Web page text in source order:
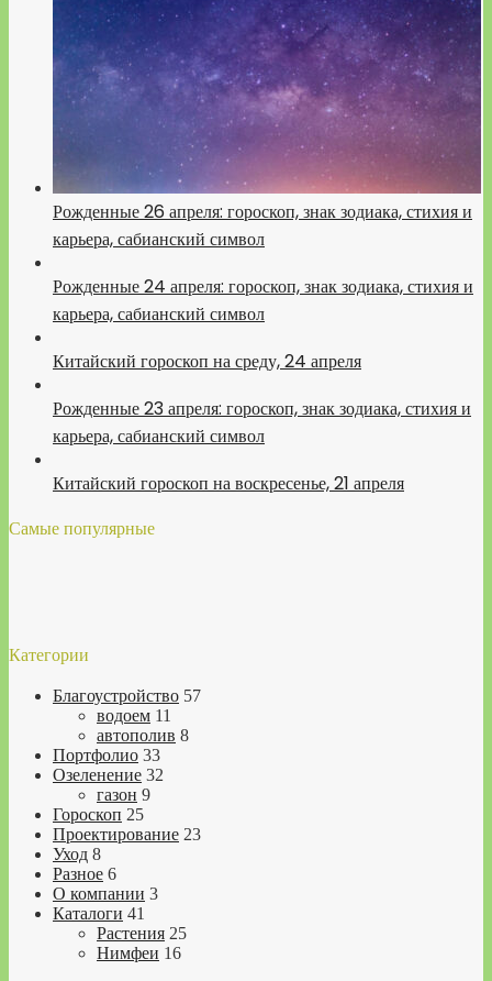
Рожденные 26 апреля: гороскоп, знак зодиака, стихия и
карьера, сабианский символ
Рожденные 24 апреля: гороскоп, знак зодиака, стихия и
карьера, сабианский символ
Китайский гороскоп на среду, 24 апреля
Рожденные 23 апреля: гороскоп, знак зодиака, стихия и
карьера, сабианский символ
Китайский гороскоп на воскресенье, 21 апреля
Самые популярные
Категории
Благоустройство 57
водоем 11
автополив 8
Портфолио 33
Озеленение 32
газон 9
Гороскоп 25
Проектирование 23
Уход 8
Разное 6
О компании 3
Каталоги 41
Растения 25
Нимфеи 16